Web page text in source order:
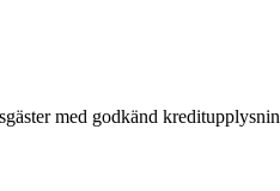
med godkänd